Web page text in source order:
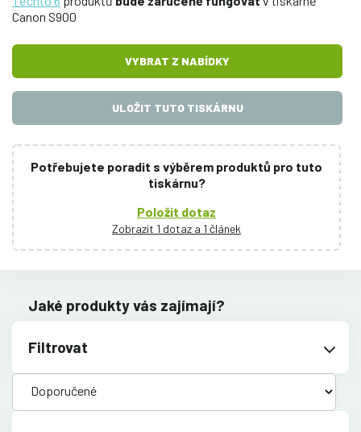
Canon S900
VYBRAT Z NABÍDKY
ULOŽIT TUTO TISKÁRNU
Potřebujete poradit s výběrem produktů pro tuto
tiskárnu?
Položit dotaz
Zobrazit 1 dotaz a 1 článek
Jaké produkty vás zajímají?
Filtrovat